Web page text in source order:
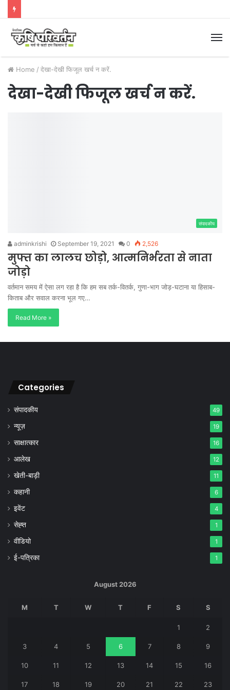
Home / देखा-देखी फिजूल खर्च न करें.
देखा-देखी फिजूल खर्च न करें.
संपादकीय
adminkrishi September 19, 2021 0 2,526
मुफ्त का लालच छोड़ो, आत्मनिर्भरता से नाता
जोड़ो
वर्तमान समय में ऐसा लग रहा है कि हम सब तर्क-वितर्क, गुणा-भाग जोड़-घटाना या हिसाब-
किताब और सवाल करना भूल गए…
Read More »
Categories
संपादकीय 49
न्यूज़ 19
साक्षात्कार 16
आलेख 12
खेती-बाड़ी 11
कहानी 6
इवेंट 4
सेह्त 1
वीडियो 1
ई-पत्रिका 1
August 2026
M T W T F S S
1 2
3 4 5 6 7 8 9
10 11 12 13 14 15 16
17 18 19 20 21 22 23